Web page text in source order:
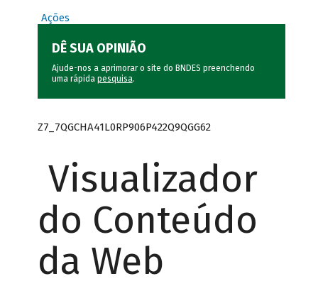
Ações
DÊ SUA OPINIÃO
Ajude-nos a aprimorar o site do BNDES preenchendo
uma rápida pesquisa.
Z7_7QGCHA41L0RP906P422Q9QGG62
Visualizador
do Conteúdo
da Web